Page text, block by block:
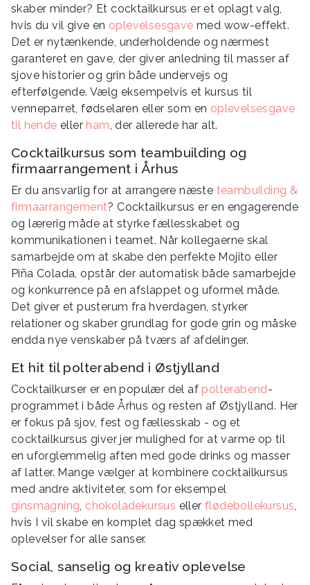
skaber minder? Et cocktailkursus er et oplagt valg,
hvis du vil give en oplevelsesgave med wow-effekt.
Det er nytænkende, underholdende og nærmest
garanteret en gave, der giver anledning til masser af
sjove historier og grin både undervejs og
efterfølgende. Vælg eksempelvis et kursus til
venneparret, fødselaren eller som en oplevelsesgave
til hende eller ham, der allerede har alt.
Cocktailkursus som teambuilding og
firmaarrangement i Århus
Er du ansvarlig for at arrangere næste teambuilding &
firmaarrangement? Cocktailkursus er en engagerende
og lærerig måde at styrke fællesskabet og
kommunikationen i teamet. Når kollegaerne skal
samarbejde om at skabe den perfekte Mojito eller
Piña Colada, opstår der automatisk både samarbejde
og konkurrence på en afslappet og uformel måde.
Det giver et pusterum fra hverdagen, styrker
relationer og skaber grundlag for gode grin og måske
endda nye venskaber på tværs af afdelinger.
Et hit til polterabend i Østjylland
Cocktailkurser er en populær del af polterabend-
programmet i både Århus og resten af Østjylland. Her
er fokus på sjov, fest og fællesskab - og et
cocktailkursus giver jer mulighed for at varme op til
en uforglemmelig aften med gode drinks og masser
af latter. Mange vælger at kombinere cocktailkursus
med andre aktiviteter, som for eksempel
ginsmagning, chokoladekursus ellerflødebollekursus,
hvis I vil skabe en komplet dag spækket med
oplevelser for alle sanser.
Social, sanselig og kreativ oplevelse